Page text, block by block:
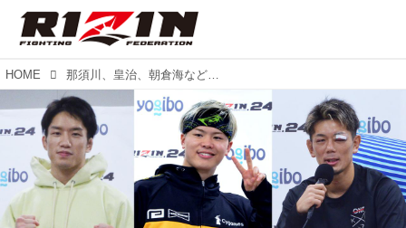
HOME 那須川、皇治、朝倉海など、Yogibo presents RIZIN.24 試合後インタビュー vol.4